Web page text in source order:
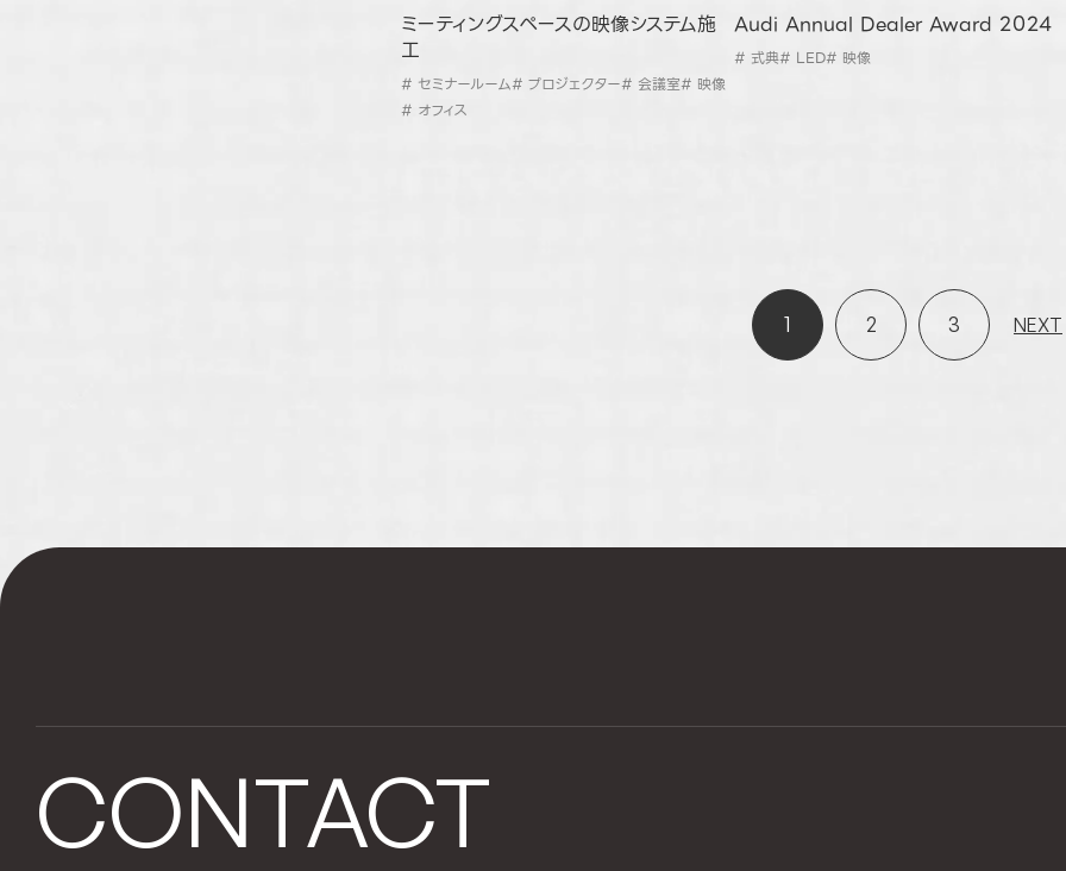
ミーティングスペースの映像システム施
工
# セミナールーム# プロジェクター# 会議室# 映像
# オフィス
Audi Annual Dealer Award 2024
# 式典# LED# 映像
1 2 3 NEXT
CONTACT